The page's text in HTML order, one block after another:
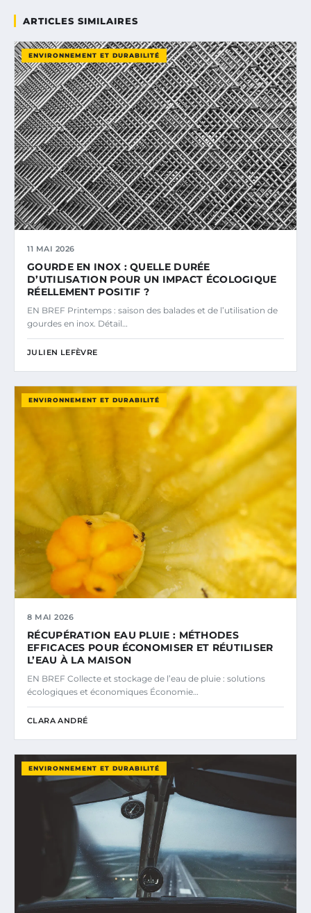
ARTICLES SIMILAIRES
ENVIRONNEMENT ET DURABILITÉ
11 MAI 2026
GOURDE EN INOX : QUELLE DURÉE
D’UTILISATION POUR UN IMPACT ÉCOLOGIQUE
RÉELLEMENT POSITIF ?
EN BREF Printemps : saison des balades et de l’utilisation de
gourdes en inox. Détail…
JULIEN LEFÈVRE
ENVIRONNEMENT ET DURABILITÉ
8 MAI 2026
RÉCUPÉRATION EAU PLUIE : MÉTHODES
EFFICACES POUR ÉCONOMISER ET RÉUTILISER
L’EAU À LA MAISON
EN BREF Collecte et stockage de l’eau de pluie : solutions
écologiques et économiques Économie…
CLARA ANDRÉ
ENVIRONNEMENT ET DURABILITÉ